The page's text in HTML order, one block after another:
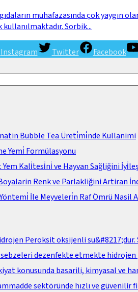
muhafazasında çok
Sorbik...
Instagram Twitter Facebook
Bubble Tea Üreti̇mi̇nde Kullanimi
Yemi̇ Formülasyonu
Kali̇tesi̇ni̇ ve Hayvan Sağliğini
Renk ve Parlakliğini Artiran
İle Meyveleri̇n Raf Ömrü
Peroksit oksijenli
sebzeleri dezenfekte etmekte
konusunda basarili, kimyasal ve
sektöründe hızlı ve güvenilir